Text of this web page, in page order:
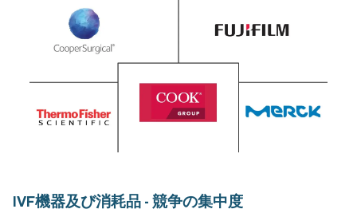
IVF機器及び消耗品 - 競争の集中度